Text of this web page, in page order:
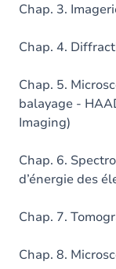
Chap. 3.
Chap. 4.
Chap. 5.
balayage -
Imaging)
Chap. 6.
d’énergie des
Chap. 7.
Chap. 8.